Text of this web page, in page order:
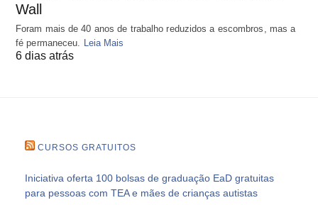
Wall
Foram mais de 40 anos de trabalho reduzidos a escombros, mas a
fé permaneceu.
Leia Mais
6 dias atrás
CURSOS GRATUITOS
Iniciativa oferta 100 bolsas de graduação EaD gratuitas
para pessoas com TEA e mães de crianças autistas